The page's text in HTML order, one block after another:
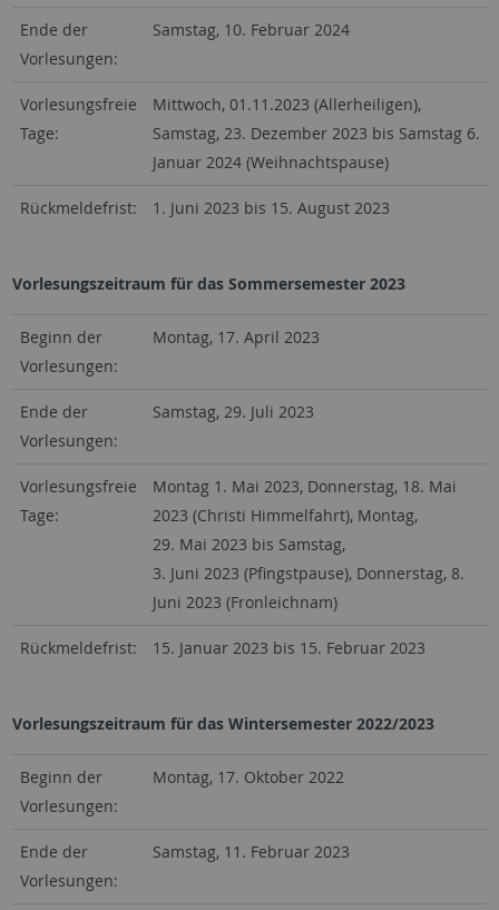
Ende der
Vorlesungen:
Samstag, 10. Februar 2024
Vorlesungsfreie
Tage:
Mittwoch, 01.11.2023 (Allerheiligen),
Samstag, 23. Dezember 2023 bis Samstag 6.
Januar 2024 (Weihnachtspause)
Rückmeldefrist: 1. Juni 2023 bis 15. August 2023
Vorlesungszeitraum für das Sommersemester 2023
Beginn der
Vorlesungen:
Montag, 17. April 2023
Ende der
Vorlesungen:
Samstag, 29. Juli 2023
Vorlesungsfreie
Tage:
Montag 1. Mai 2023, Donnerstag, 18. Mai
2023 (Christi Himmelfahrt), Montag,
29. Mai 2023 bis Samstag,
3. Juni 2023 (Pfingstpause), Donnerstag, 8.
Juni 2023 (Fronleichnam)
Rückmeldefrist: 15. Januar 2023 bis 15. Februar 2023
Vorlesungszeitraum für das Wintersemester 2022/2023
Beginn der
Vorlesungen:
Montag, 17. Oktober 2022
Ende der
Vorlesungen:
Samstag, 11. Februar 2023